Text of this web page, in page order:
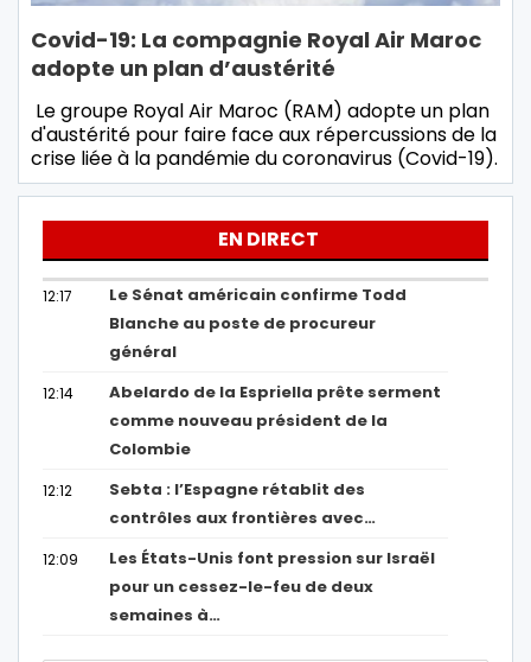
Covid-19: La compagnie Royal Air Maroc
adopte un plan d’austérité
Le groupe Royal Air Maroc (RAM) adopte un plan
d'austérité pour faire face aux répercussions de la
crise liée à la pandémie du coronavirus (Covid-19).
EN DIRECT
12:17
Le Sénat américain confirme Todd
Blanche au poste de procureur
général
12:14
Abelardo de la Espriella prête serment
comme nouveau président de la
Colombie
12:12
Sebta : l’Espagne rétablit des
contrôles aux frontières avec…
12:09
Les États-Unis font pression sur Israël
pour un cessez-le-feu de deux
semaines à…